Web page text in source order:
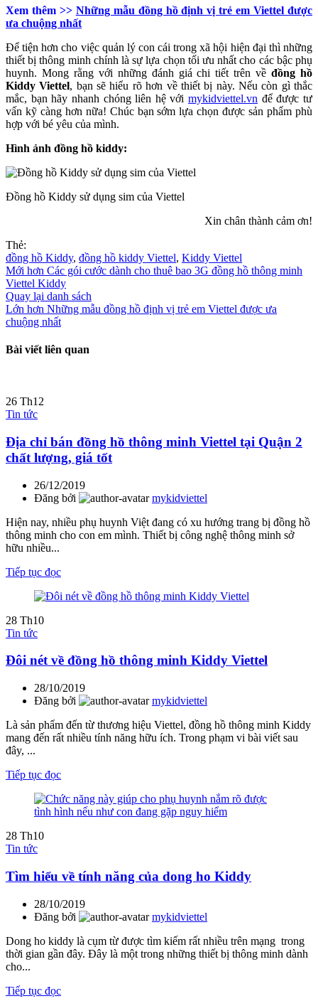
Xem thêm >> Những mẫu đồng hồ định vị trẻ em Viettel được
ưa chuộng nhất
Để tiện hơn cho việc quản lý con cái trong xã hội hiện đại thì những
thiết bị thông minh chính là sự lựa chọn tối ưu nhất cho các bậc phụ
huynh. Mong rằng với những đánh giá chi tiết trên vềđồng hồ
Kiddy Viettel, bạn sẽ hiểu rõ hơn về thiết bị này. Nếu còn gì thắc
mắc, bạn hãy nhanh chóng liên hệ vớimykidviettel.vn để được tư
vấn kỹ càng hơn nữa! Chúc bạn sớm lựa chọn được sản phẩm phù
hợp với bé yêu của mình.
Hình ảnh đồng hồ kiddy:
Đồng hồ Kiddy sử dụng sim của Viettel
Xin chân thành cảm ơn!
Thẻ:
đồng hồ Kiddy, đồng hồ kiddy Viettel, Kiddy Viettel
Mới hơn Các gói cước dành cho thuê bao 3G đồng hồ thông minh
Viettel Kiddy
Quay lại danh sách
Lớn hơn Những mẫu đồng hồ định vị trẻ em Viettel được ưa
chuộng nhất
Bài viết liên quan
26 Th12
Tin tức
Địa chỉ bán đồng hồ thông minh Viettel tại Quận 2
chất lượng, giá tốt
26/12/2019
Đăng bởi
mykidviettel
Hiện nay, nhiều phụ huynh Việt đang có xu hướng trang bị đồng hồ
thông minh cho con em mình. Thiết bị công nghệ thông minh sở
hữu nhiều...
Tiếp tục đọc
28 Th10
Tin tức
Đôi nét về đồng hồ thông minh Kiddy Viettel
28/10/2019
Đăng bởi
mykidviettel
Là sản phẩm đến từ thương hiệu Viettel, đồng hồ thông minh Kiddy
mang đến rất nhiều tính năng hữu ích. Trong phạm vi bài viết sau
đây, ...
Tiếp tục đọc
28 Th10
Tin tức
Tìm hiểu về tính năng của dong ho Kiddy
28/10/2019
Đăng bởi
mykidviettel
Dong ho kiddy là cụm từ được tìm kiếm rất nhiều trên mạng trong
thời gian gần đây. Đây là một trong những thiết bị thông minh dành
cho...
Tiếp tục đọc